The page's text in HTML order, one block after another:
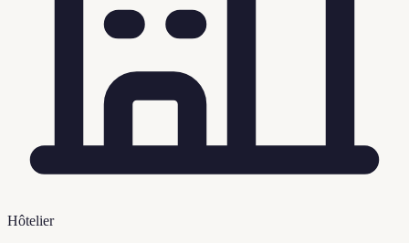
Hôtelier